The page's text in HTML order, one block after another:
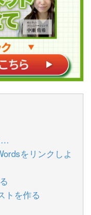
…
をリンクしよ
トを作る